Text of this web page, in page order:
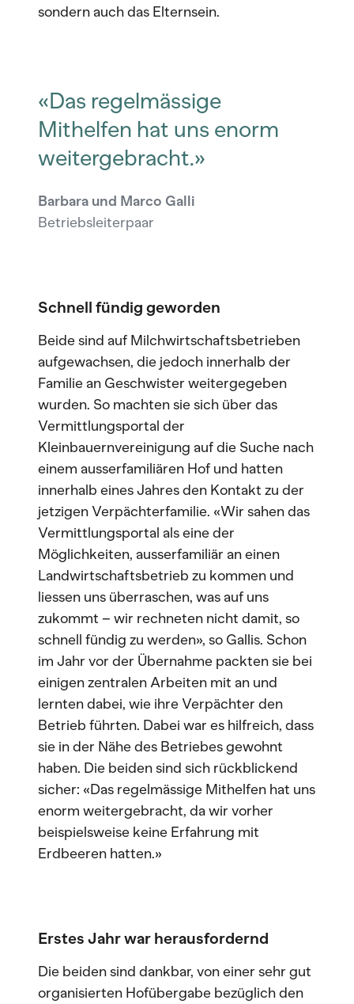
sondern auch das Elternsein.
«Das regelmässige
Mithelfen hat uns enorm
weitergebracht.»
Barbara und Marco Galli
Betriebsleiterpaar
Schnell fündig geworden
Beide sind auf Milchwirtschaftsbetrieben
aufgewachsen, die jedoch innerhalb der
Familie an Geschwister weitergegeben
wurden. So machten sie sich über das
Vermittlungsportal der
Kleinbauernvereinigung auf die Suche nach
einem ausserfamiliären Hof und hatten
innerhalb eines Jahres den Kontakt zu der
jetzigen Verpächterfamilie. «Wir sahen das
Vermittlungsportal als eine der
Möglichkeiten, ausserfamiliär an einen
Landwirtschaftsbetrieb zu kommen und
liessen uns überraschen, was auf uns
zukommt – wir rechneten nicht damit, so
schnell fündig zu werden», so Gallis. Schon
im Jahr vor der Übernahme packten sie bei
einigen zentralen Arbeiten mit an und
lernten dabei, wie ihre Verpächter den
Betrieb führten. Dabei war es hilfreich, dass
sie in der Nähe des Betriebes gewohnt
haben. Die beiden sind sich rückblickend
sicher: «Das regelmässige Mithelfen hat uns
enorm weitergebracht, da wir vorher
beispielsweise keine Erfahrung mit
Erdbeeren hatten.»
Erstes Jahr war herausfordernd
Die beiden sind dankbar, von einer sehr gut
organisierten Hofübergabe bezüglich den